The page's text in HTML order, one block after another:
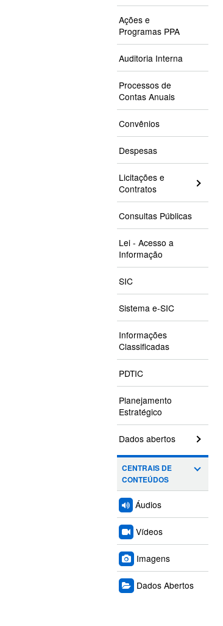
Ações e
Programas PPA
Auditoria Interna
Processos de
Contas Anuais
Convênios
Despesas
Licitações e
Contratos
Consultas Públicas
Lei - Acesso a
Informação
SIC
Sistema e-SIC
Informações
Classificadas
PDTIC
Planejamento
Estratégico
Dados abertos
CENTRAIS DE
CONTEÚDOS
Áudios
Vídeos
Imagens
Dados Abertos